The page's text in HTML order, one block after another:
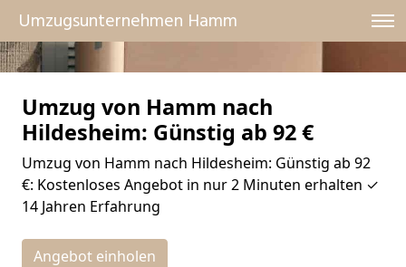
Umzugsunternehmen Hamm
Umzug von Hamm nach
Hildesheim: Günstig ab 92 €
Umzug von Hamm nach Hildesheim: Günstig ab 92
€: Kostenloses Angebot in nur 2 Minuten erhalten ✓
14 Jahren Erfahrung
Angebot einholen